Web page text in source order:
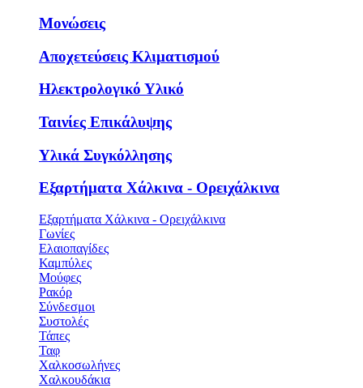
Μονώσεις
Αποχετεύσεις Κλιματισμού
Ηλεκτρολογικό Υλικό
Ταινίες Επικάλυψης
Υλικά Συγκόλλησης
Εξαρτήματα Χάλκινα - Ορειχάλκινα
Εξαρτήματα Χάλκινα - Ορειχάλκινα
Γωνίες
Ελαιοπαγίδες
Καμπύλες
Μούφες
Ρακόρ
Σύνδεσμοι
Συστολές
Τάπες
Ταφ
Χαλκοσωλήνες
Χαλκουδάκια